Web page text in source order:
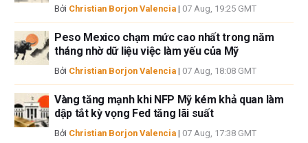
thiếu sót hoặc bất kỳ tổn thất, thương tích hoặc thiệt hại nào phát sinh từ
thông tin này và việc hiển thị hoặc sử dụng thông tin này. Ngoại trừ các
lỗi và thiếu sót.
Tác giả và FXStreet không phải là các cố vấn đầu tư đã đăng ký và không
có nội dung nào trong bài viết này nhằm mục đích tư vấn đầu tư.
Bởi Christian Borjon Valencia | 07 Aug, 19:25 GMT
Peso Mexico chạm mức cao nhất trong năm
tháng nhờ dữ liệu việc làm yếu của Mỹ
Bởi Christian Borjon Valencia | 07 Aug, 18:08 GMT
Vàng tăng mạnh khi NFP Mỹ kém khả quan làm
dập tắt kỳ vọng Fed tăng lãi suất
Bởi Christian Borjon Valencia | 07 Aug, 17:38 GMT